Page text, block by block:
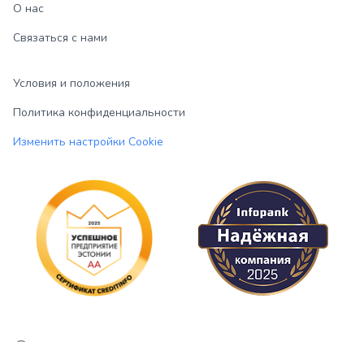
О нас
Связаться с нами
Условия и положения
Политика конфиденциальности
Изменить настройки Cookie